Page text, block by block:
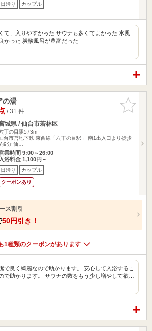
日帰り カップル
て、入りやすかった サウナも多くてよかった 水風
かった 炭酸風呂が豊富だった
お気に入
りに追加
の湯
/ 31 件
城県 / 仙台市若林区
丁の目駅573m
台市営地下鉄 東西線「六丁の目駅」 南1出入口より徒歩
9分 仙…
業時間 9:00～26:00
入浴料金 1,100円～
日帰り カップル
クーポンあり
ス割引
50円引き！
1種類のクーポンがあります
で良く綺麗なので助かります。 安心して入浴するこ
で助かります。 サウナの数をもう少し増やして欲…